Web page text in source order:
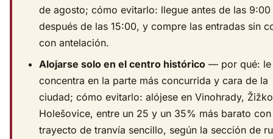
de agosto; cómo evitarlo: llegue antes de las 9:00
después de las 15:00, y compre las entradas sin
con antelación.
Alojarse solo en el centro histórico — por qué: le
concentra en la parte más concurrida y cara de la
ciudad; cómo evitarlo: alójese en Vinohrady,
Holešovice, entre un 25 y un 35% más barato con
trayecto de tranvía sencillo, según la sección de